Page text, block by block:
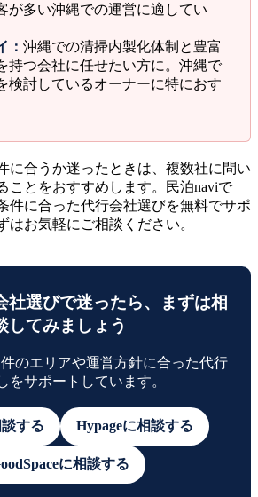
が多い沖縄での運営に適してい
： 沖縄での清掃内製化体制と豊富
持つ会社に任せたい方に。沖縄で
検討しているオーナーに特におす
に合うか迷ったときは、複数社に問い
ことをおすすめします。民泊naviで
件に合った代行会社選びを無料でサポ
はお気軽にご相談ください。
社選びで迷ったら、まずは相
してみましょう
のエリアや運営方針に合った代行
をサポートしています。
する Hypageに相談する
に相談する